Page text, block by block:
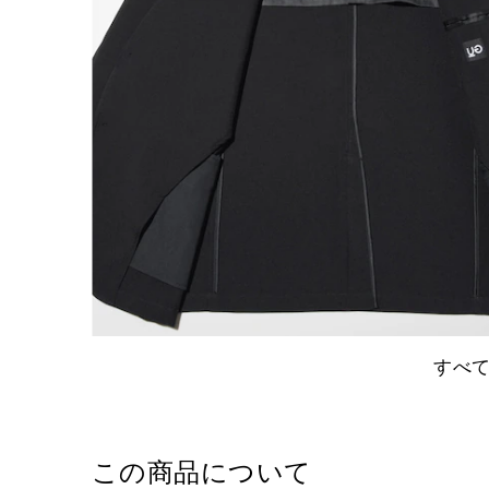
すべ
この商品について